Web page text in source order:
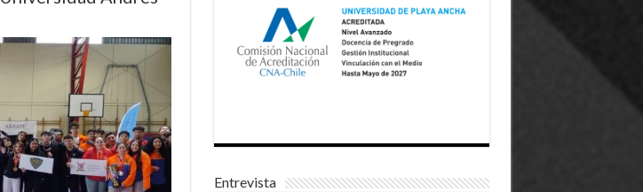
Entrevista